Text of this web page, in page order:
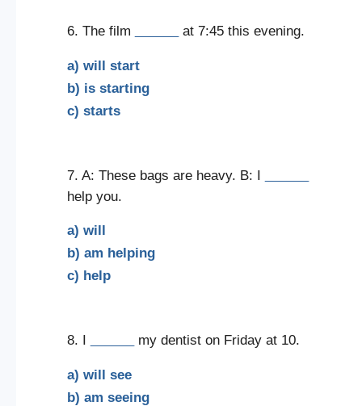
6. The film at 7:45 this evening.
a) will start
b) is starting
c) starts
7. A: These bags are heavy. B: I
help you.
a) will
b) am helping
c) help
8. I my dentist on Friday at 10.
a) will see
b) am seeing